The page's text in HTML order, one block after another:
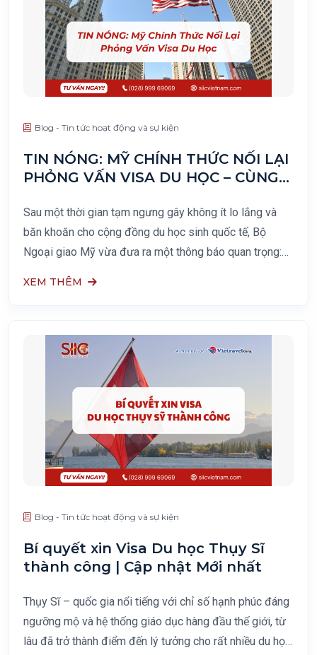
Blog - Tin tức hoạt động và sự kiện
TIN NÓNG: MỸ CHÍNH THỨC NỐI LẠI
PHỎNG VẤN VISA DU HỌC – CÙNG
TRỌNG!
Sau một thời gian tạm ngưng gây không ít lo lắng và
băn khoăn cho cộng đồng du học sinh quốc tế, Bộ
Ngoại giao Mỹ vừa đưa ra một thông báo quan trọng:
XEM THÊM
Blog - Tin tức hoạt động và sự kiện
Bí quyết xin Visa Du học Thụy Sĩ
thành công | Cập nhật Mới nhất
Thụy Sĩ – quốc gia nổi tiếng với chỉ số hạnh phúc đáng
ngưỡng mộ và hệ thống giáo dục hàng đầu thế giới, từ
lâu đã trở thành điểm đến lý tưởng cho rất nhiều du học